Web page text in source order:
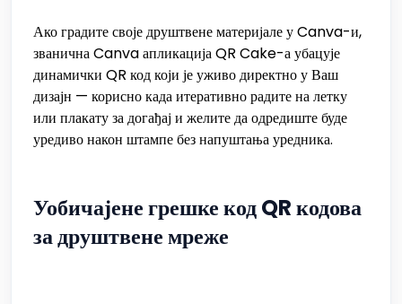
Ако градите своје друштвене материјале у Canva-и,
званична Canva апликација QR Cake-а убацује
динамички QR код који је уживо директно у Ваш
дизајн — корисно када итеративно радите на летку
или плакату за догађај и желите да одредиште буде
уредиво након штампе без напуштања уредника.
Уобичајене грешке код QR кодова
за друштвене мреже